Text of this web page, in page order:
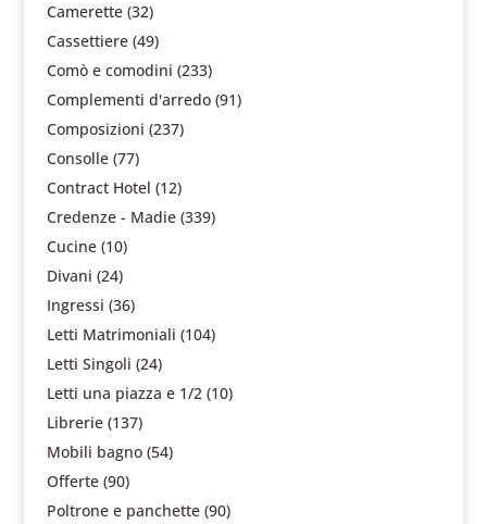
Camerette (32)
Cassettiere (49)
Comò e comodini (233)
Complementi d'arredo (91)
Composizioni (237)
Consolle (77)
Contract Hotel (12)
Credenze - Madie (339)
Cucine (10)
Divani (24)
Ingressi (36)
Letti Matrimoniali (104)
Letti Singoli (24)
Letti una piazza e 1/2 (10)
Librerie (137)
Mobili bagno (54)
Offerte (90)
Poltrone e panchette (90)